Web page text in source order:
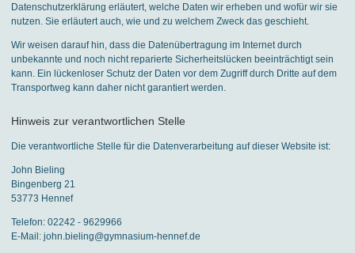
Datenschutzerklärung erläutert, welche Daten wir erheben und wofür wir sie
nutzen. Sie erläutert auch, wie und zu welchem Zweck das geschieht.
Wir weisen darauf hin, dass die Datenübertragung im Internet durch
unbekannte und noch nicht reparierte Sicherheitslücken beeinträchtigt sein
kann. Ein lückenloser Schutz der Daten vor dem Zugriff durch Dritte auf dem
Transportweg kann daher nicht garantiert werden.
Hinweis zur verantwortlichen Stelle
Die verantwortliche Stelle für die Datenverarbeitung auf dieser Website ist:
John Bieling
Bingenberg 21
53773 Hennef
Telefon: 02242 - 9629966
E-Mail: john.bieling@gymnasium-hennef.de